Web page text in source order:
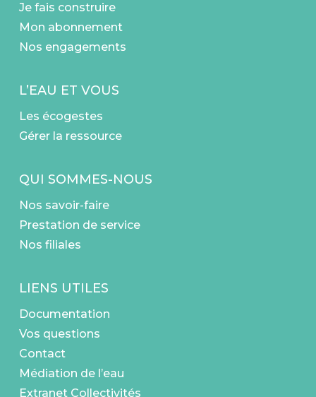
Je fais construire
Mon abonnement
Nos engagements
L’EAU ET VOUS
Les écogestes
Gérer la ressource
QUI SOMMES-NOUS
Nos savoir-faire
Prestation de service
Nos filiales
LIENS UTILES
Documentation
Vos questions
Contact
Médiation de l’eau
Extranet Collectivités